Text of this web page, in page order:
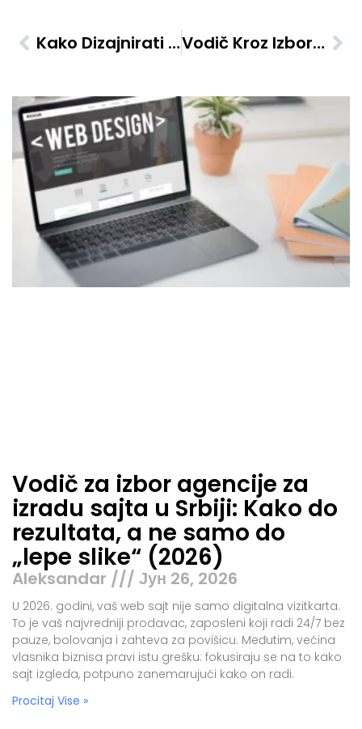
Kako Dizajnirati WordPress Sajt Koji Privlači Kupce Vodič Kroz Izbor Idealne WordPress Teme Za Različite Vrste Sajtova
Vodič za izbor agencije za
izradu sajta u Srbiji: Kako do
rezultata, a ne samo do
„lepe slike“ (2026)
Aleksandar Јун 26, 2026
U 2026. godini, vaš web sajt nije samo digitalna vizitkarta.
To je vaš najvredniji prodavac, zaposleni koji radi 24/7 bez
pauze, bolovanja i zahteva za povišicu. Međutim, većina
vlasnika biznisa pravi istu grešku: fokusiraju se na to kako
sajt izgleda, potpuno zanemarujući kako on radi.
Procitaj Vise »